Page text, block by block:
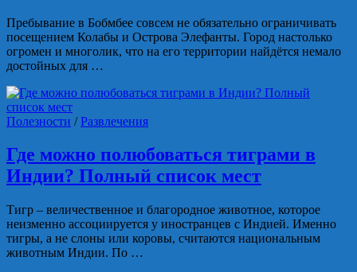
Пребывание в Бобмбее совсем не обязательно ограничивать
посещением Колабы и Острова Элефанты. Город настолько
огромен и многолик, что на его территории найдётся немало
достойных для …
Полезности /Развлечения
Где можно полюбоваться тиграми в
Индии? Полный список мест
Тигр – величественное и благородное животное, которое
неизменно ассоциируется у иностранцев с Индией. Именно
тигры, а не слоны или коровы, считаются национальным
животным Индии. По …